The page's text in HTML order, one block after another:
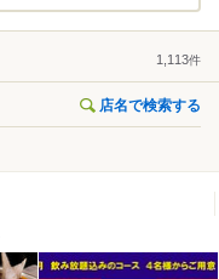
1,113件
店名で検索する